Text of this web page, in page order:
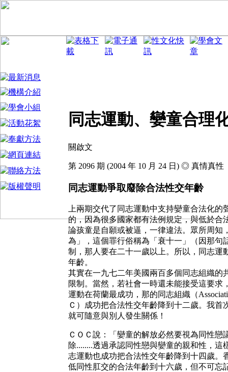
同志運動、孌童合理
關啟文
第 2096 期 (2004 年 10 月 24 日) ◎ 真情真性
同志運動爭取廢除合法性交年齡
上兩期交代了同志運動中支持孌童合法化
的，因為很多國家都有法例規定，與低於合
論孩童是自願或被逼，一律違法。眾所周知
為」，這個罪行俗稱為「衰十一」（因那句
制，那人要在二十一歲以上。所以，同志運
年齡。
其實在一九七二年美國兩百多個同志組織的
限制。當然，若社會一時還未能接受這要
運動在荷蘭最成功，那的同志組織（
Ｃ）成功把合法性交年齡降到十二歲。我
就可隨意與別人發生關係！
ＣＯＣ說：「孌童的解放必然要視為同性戀
除........透過承認同性戀與孌童的親和性，
志運動也成功把合法性交年齡降到十四歲。
低同性肛交的合法年齡到十六歲，但不可忘